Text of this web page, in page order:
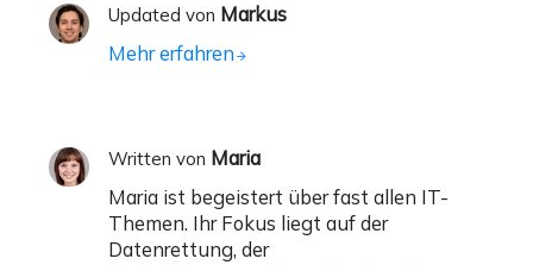
Updated von Markus
Mehr erfahren
Written von Maria
Maria ist begeistert über fast allen IT-
Themen. Ihr Fokus liegt auf der
Datenrettung, der